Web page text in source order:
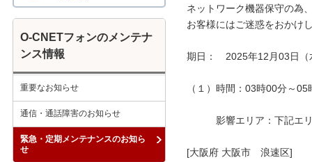
ネットワーク機器保守の為
お客様にはご迷惑をおかけ
期日：　2025年12月03日（
（１）時間：03時00分～05
影響エリア：下記エリ
[大阪府 大阪市　浪速区]
O-CNETフォンのメンテナ
ンス情報
重要なお知らせ
通信・通話障害のお知らせ
緊急・定期メンテナンスのお知ら
せ